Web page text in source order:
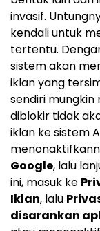
invasif.
kendali untuk
tertentu.
sistem akan
iklan yang
sendiri mungkin
diblokir tidak
iklan ke sistem
Google, lalu
ini, masuk ke
Iklan, lalu
disarankan